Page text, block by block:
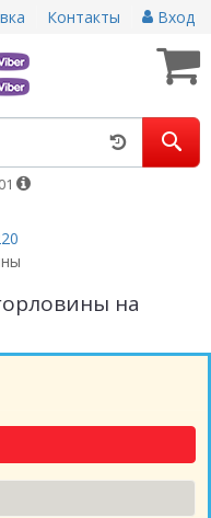
Контакты Вход
на